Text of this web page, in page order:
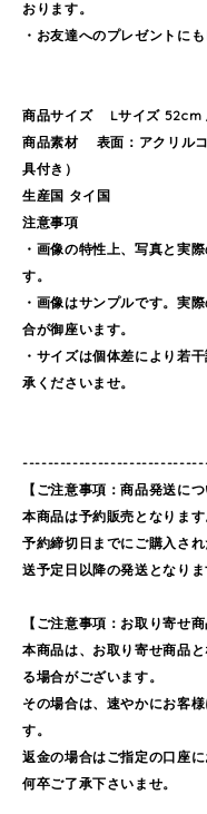
おります。
・お友達へのプレゼントに
商品サイズ Lサイズ 52cm
商品素材 表面：アクリル
具付き）
生産国 タイ国
注意事項
・画像の特性上、写真と実
す。
・画像はサンプルです。実
合が御座います。
・サイズは個体差により若
承くださいませ。
【ご注意事項：商品発送につ
本商品は予約販売となります
予約締切日までにご購入さ
送予定日以降の発送となり
【ご注意事項：お取り寄せ商
本商品は、お取り寄せ商品
る場合がございます。
その場合は、速やかにお客
す。
返金の場合はご指定の口座に
何卒ご了承下さいませ。